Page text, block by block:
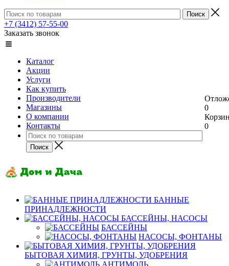
+7 (3412) 57-55-00
Заказать звонок
Каталог
Акции
Услуги
Как купить
Производители
Магазины
О компании
Контакты
0
0
БАННЫЕ
ПРИНАДЛЕЖНОСТИ
БАССЕЙНЫ, НАСОСЫ
БАССЕЙНЫ
НАСОСЫ, ФОНТАНЫ
БЫТОВАЯ ХИМИЯ, ГРУНТЫ, УДОБРЕНИЯ
АНТИМОЛЬ